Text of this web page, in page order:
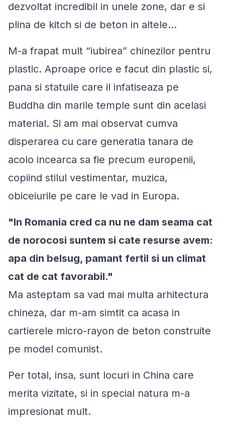
dezvoltat incredibil in unele zone, dar e si
plina de kitch si de beton in altele...
M-a frapat mult “iubirea” chinezilor pentru
plastic. Aproape orice e facut din plastic si,
pana si statuile care il infatiseaza pe
Buddha din marile temple sunt din acelasi
material. Si am mai observat cumva
disperarea cu care generatia tanara de
acolo incearca sa fie precum europenii,
copiind stilul vestimentar, muzica,
obiceiurile pe care le vad in Europa.
"In Romania cred ca nu ne dam seama cat
de norocosi suntem si cate resurse avem:
apa din belsug, pamant fertil si un climat
cat de cat favorabil."
Ma asteptam sa vad mai multa arhitectura
chineza, dar m-am simtit ca acasa in
cartierele micro-rayon de beton construite
pe model comunist.
Per total, insa, sunt locuri in China care
merita vizitate, si in special natura m-a
impresionat mult.